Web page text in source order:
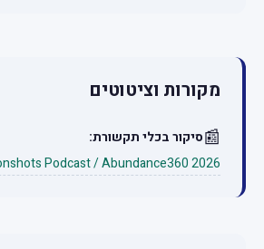
מקורות וציטוטים
📰סיקור בכלי תקשורת:
Podcast / Abundance360 2026